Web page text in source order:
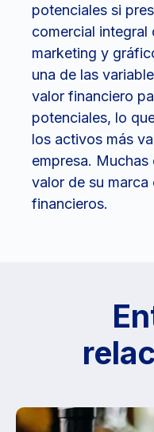
potenciales si
comercial integral
marketing y
una de las
valor financiero
potenciales, lo
los activos más
empresa. Muchas
valor de su marca
financieros.